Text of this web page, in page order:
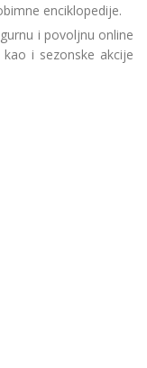
enciklopedije.
i povoljnu online
i sezonske akcije